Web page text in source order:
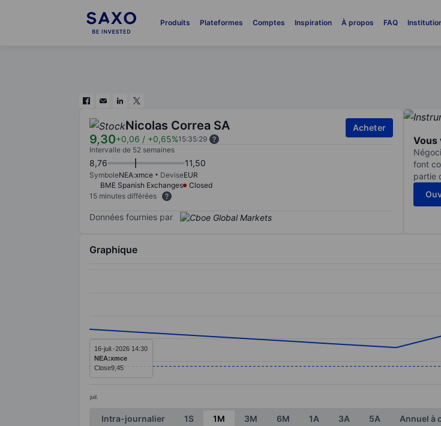
Produits Plateformes Comptes Inspiration À propos FAQ
Nicolas Correa SA
9,30+0,06 / +0,65%15:35:29
Acheter
Intervalle de 52 semaines
8,76 11,50
SymboleNEA:xmce DeviseEUR
BME Spanish Exchanges
Closed
15 minutes différées
Données fournies par
Vous
font
partie
Graphique
The chart has 1 Y axis displaying values. Data ranges from 9.28 to 9.45.
juil.
16-juil.-2026 14:30
NEA:xmce
Close9,45
End of interactive chart.
Intra-journalier 1S 1M 3M 6M 1A 3A 5A Annuel à